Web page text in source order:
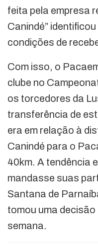
feita pela empresa
Canindé”
condições de
Com isso, o
clube no
os torcedores da
transferência de
era em relação à
Canindé para o
40km. A tendência
mandasse suas
Santana de
tomou uma
semana.